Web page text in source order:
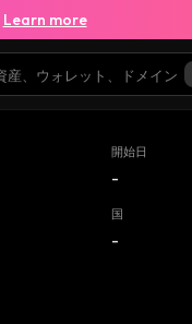
Learn more
開始日
-
国
-